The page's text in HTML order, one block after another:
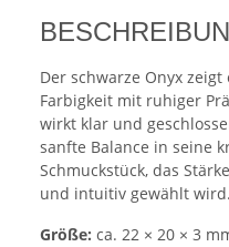
Der schwarze Onyx
Farbigkeit mit ruhiger
wirkt klar und
sanfte Balance in seine
Schmuckstück, das
und intuitiv gewählt wird.
Größe: ca. 22 × 20 × 3